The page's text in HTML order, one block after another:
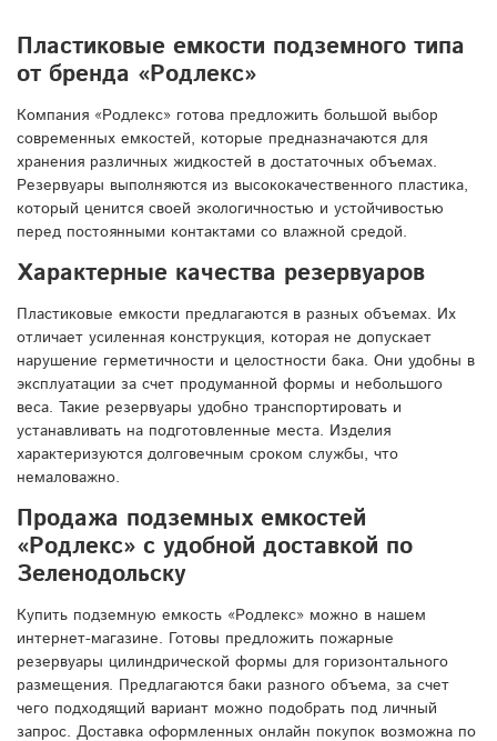
Пластиковые емкости подземного типа
от бренда «Родлекс»
Компания «Родлекс» готова предложить большой выбор
современных емкостей, которые предназначаются для
хранения различных жидкостей в достаточных объемах.
Резервуары выполняются из высококачественного пластика,
который ценится своей экологичностью и устойчивостью
перед постоянными контактами со влажной средой.
Характерные качества резервуаров
Пластиковые емкости предлагаются в разных объемах. Их
отличает усиленная конструкция, которая не допускает
нарушение герметичности и целостности бака. Они удобны в
эксплуатации за счет продуманной формы и небольшого
веса. Такие резервуары удобно транспортировать и
устанавливать на подготовленные места. Изделия
характеризуются долговечным сроком службы, что
немаловажно.
Продажа подземных емкостей
«Родлекс» с удобной доставкой по
Зеленодольску
Купить подземную емкость «Родлекс» можно в нашем
интернет-магазине. Готовы предложить пожарные
резервуары цилиндрической формы для горизонтального
размещения. Предлагаются баки разного объема, за счет
чего подходящий вариант можно подобрать под личный
запрос. Доставка оформленных онлайн покупок возможна по